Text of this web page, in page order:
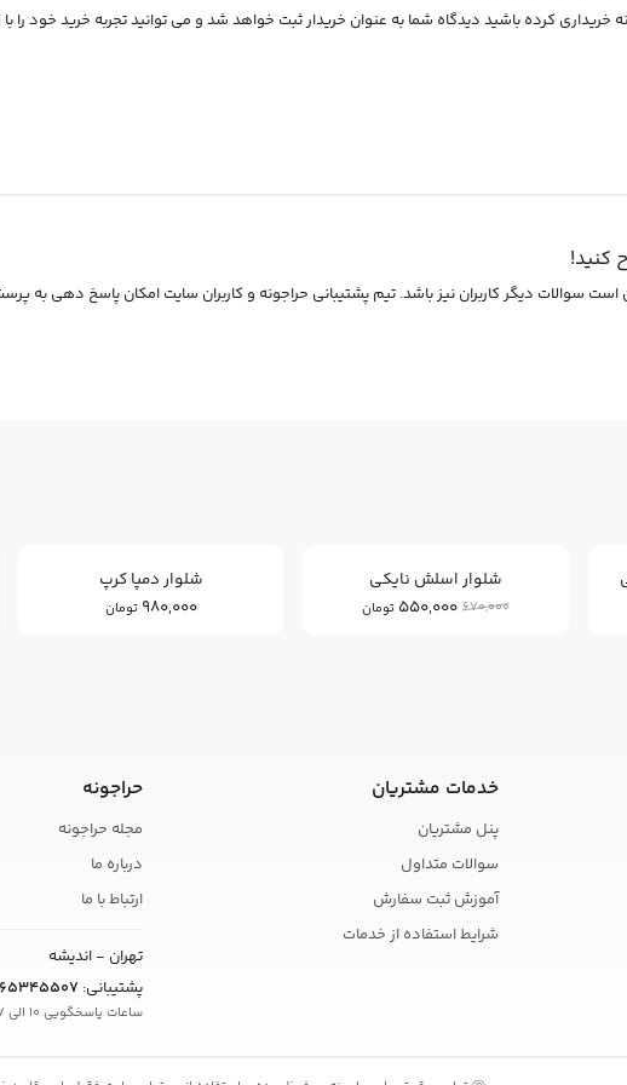
خریداری کرده باشید دیدگاه شما به عنوان خریدار ثبت خواهد شد و می توانید تجربه خرید خود را با
کنید!
سوالات دیگر کاربران نیز باشد. تیم پشتیبانی حراجونه و کاربران سایت امکان پاسخ دهی به
شلوار اسلش نایکی
670,000
550,000 تومان
شلوار دمپا کرپ
980,000 تومان
خدمات مشتریان
پنل مشتریان
سوالات متداول
آموزش ثبت سفارش
شرایط استفاده از خدمات
حراجونه
مجله حراجونه
درباره ما
ارتباط با ما
تهران - اندیشه
پشتیبانی:
ساعات پاسخگویی 10 الی 17